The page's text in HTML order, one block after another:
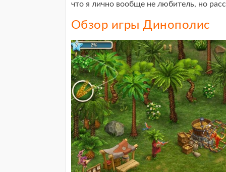
что я лично вообще не любитель, но
Обзор игры Динополис